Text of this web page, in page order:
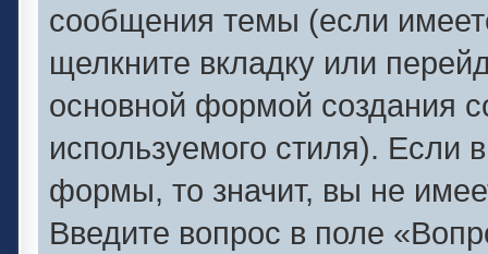
сообщения темы (если
щелкните вкладку или
основной формой создания
используемого стиля). Если
формы, то значит, вы не
Введите вопрос в поле